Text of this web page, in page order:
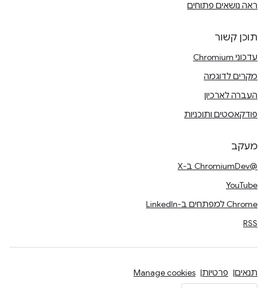
ראה נושאים פתוחים
תוכן קשור
עדכוני Chromium
מקרים לדוגמה
העברה לארכיון
פודקאסטים ותוכניות
מעקב
@ChromiumDev ב-X
YouTube
Chrome למפתחים ב-LinkedIn
RSS
תנאים פרטיות Manage cookies